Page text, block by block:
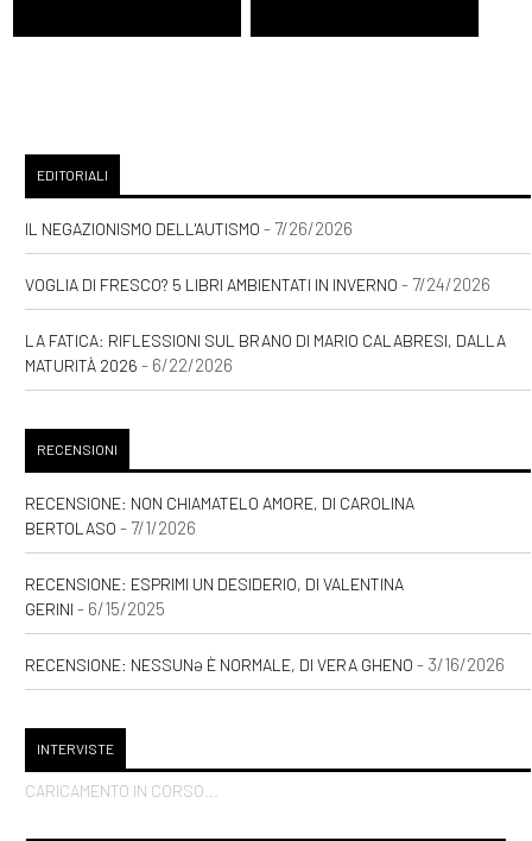
EDITORIALI
IL NEGAZIONISMO DELL'AUTISMO - 7/26/2026
VOGLIA DI FRESCO? 5 LIBRI AMBIENTATI IN INVERNO - 7/24/2026
LA FATICA: RIFLESSIONI SUL BRANO DI MARIO CALABRESI, DALLA
MATURITÀ 2026 - 6/22/2026
RECENSIONI
RECENSIONE: NON CHIAMATELO AMORE, DI CAROLINA
BERTOLASO - 7/1/2026
RECENSIONE: ESPRIMI UN DESIDERIO, DI VALENTINA
GERINI - 6/15/2025
RECENSIONE: NESSUNƏ È NORMALE, DI VERA GHENO - 3/16/2026
INTERVISTE
CARICAMENTO IN CORSO...